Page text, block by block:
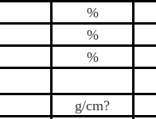
%
%
%
g/cm?